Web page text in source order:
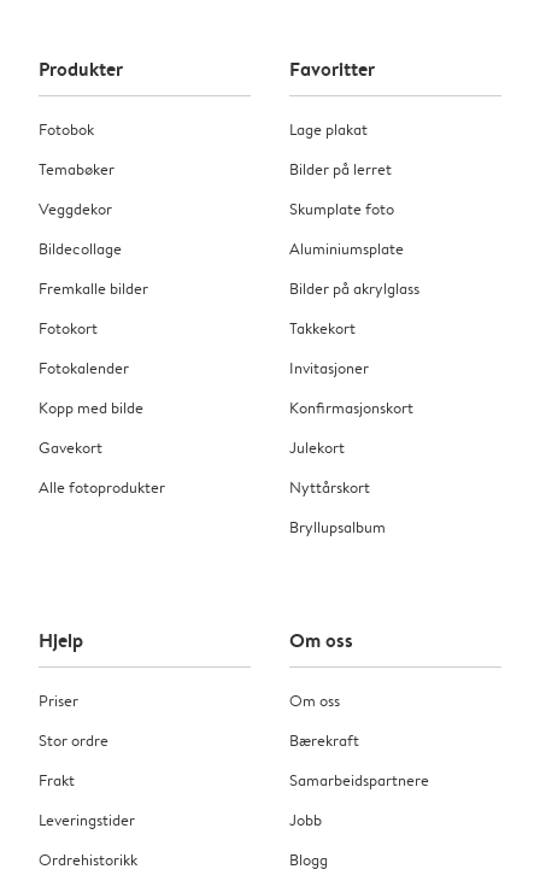
Produkter
Fotobok
Temabøker
Veggdekor
Bildecollage
Fremkalle bilder
Fotokort
Fotokalender
Kopp med bilde
Gavekort
Alle fotoprodukter
Favoritter
Lage plakat
Bilder på lerret
Skumplate foto
Aluminiumsplate
Bilder på akrylglass
Takkekort
Invitasjoner
Konfirmasjonskort
Julekort
Nyttårskort
Bryllupsalbum
Hjelp
Priser
Stor ordre
Frakt
Leveringstider
Ordrehistorikk
Om oss
Om oss
Bærekraft
Samarbeidspartnere
Jobb
Blogg